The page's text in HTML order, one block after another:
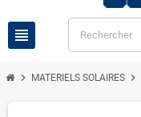
view_headline
chevron_right MATERIELS SOLAIRES chevron_right